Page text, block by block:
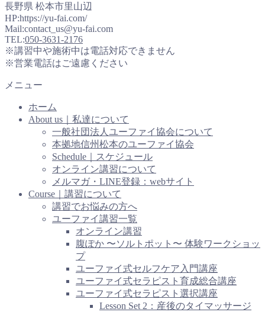
長野県 松本市里山辺
HP:https://yu-fai.com/
Mail:contact_us@yu-fai.com
TEL:050-3631-2176
※講習中や施術中は電話対応できません
※営業電話はご遠慮ください
メニュー
ホーム
About us｜私達について
一般社団法人ユーファイ協会について
本拠地信州松本のユーファイ協会
Schedule｜スケジュール
オンライン講習について
メルマガ・LINE登録：webサイト
Course｜講習について
講習でお悩みの方へ
ユーファイ講習一覧
オンライン講習
腹ぽか 〜ソルトポット〜 体験ワークショッ
プ
ユーファイ式セルフケア入門講座
ユーファイ式セラピスト育成総合講座
ユーファイ式セラピスト選択講座
Lesson Set 2：産後のタイマッサージ